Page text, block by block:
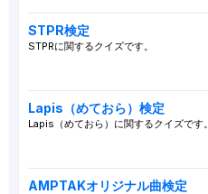
STPR検定
STPRに関するクイズです。
Lapis（めておら）検定
Lapis（めておら）に関するクイズです。
AMPTAKオリジナル曲検定